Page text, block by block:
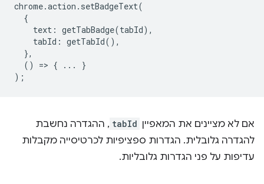
chrome.action . setBadgeText(
{
text : getTabBadge(tabId),
tabId : getTabId(),
},
()
=> { ...
}
);
אם לא מציינים את המאפיין tabId , ההגדרה נחשבת
להגדרה גלובלית. הגדרות ספציפיות לכרטיסייה מקבלות
עדיפות על פני הגדרות גלובליות.